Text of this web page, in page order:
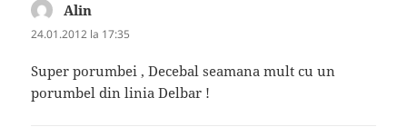
Alin
24.01.2012 la 17:35
Super porumbei , Decebal seamana mult cu un
porumbel din linia Delbar !